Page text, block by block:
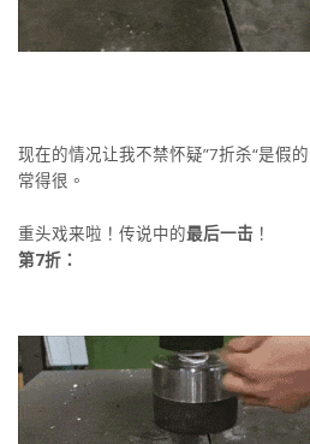
现在的情况让我不禁怀疑”7折杀“是假
常得很。
重头戏来啦！传说中的最后一击 ！
第7折：